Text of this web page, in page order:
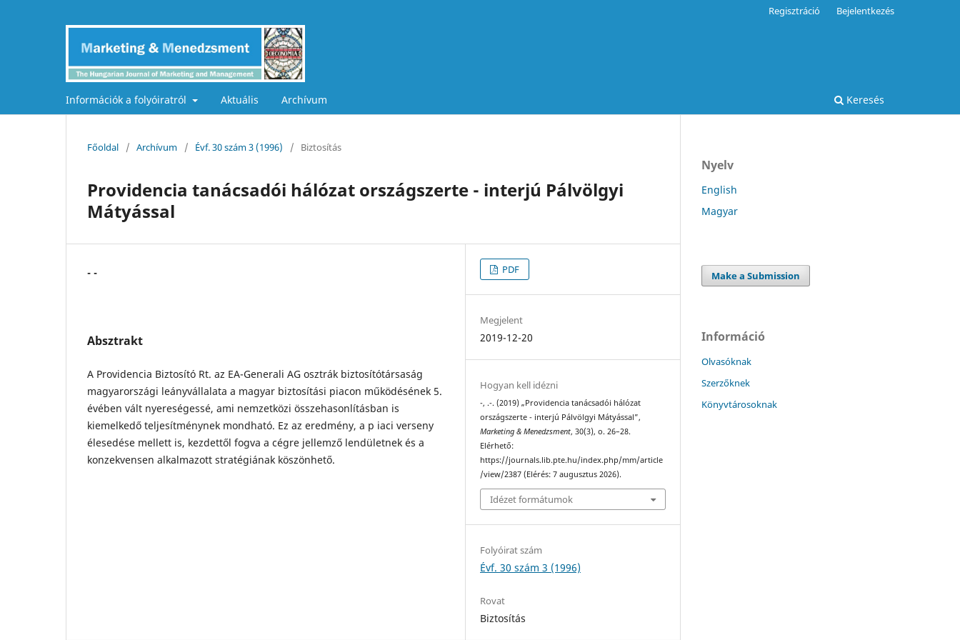
Információk a folyóiratról Aktuális Archívum Keresés
Regisztráció Bejelentkezés
Főoldal / Archívum / Évf. 30 szám 3 (1996) / Biztosítás
Providencia tanácsadói hálózat országszerte - interjú Pálvölgyi
Mátyással
- -
Absztrakt
A Providencia Biztosító Rt. az EA-Generali AG osztrák biztosítótársaság
magyarországi leányvállalata a magyar biztosítási piacon működésének 5.
évében vált nyereségessé, ami nemzetközi összehasonlításban is
kiemelkedő teljesítménynek mondható. Ez az eredmény, a p iaci verseny
élesedése mellett is, kezdettől fogva a cégre jellemző lendületnek és a
konzekvensen alkalmazott stratégiának köszönhető.
PDF
Megjelent
2019-12-20
Hogyan kell idézni
-, .-. (2019) „Providencia tanácsadói hálózat
országszerte - interjú Pálvölgyi Mátyással”,
Marketing & Menedzsment, 30(3), o. 26–28.
Elérhető:
https://journals.lib.pte.hu/index.php/mm/article
/view/2387 (Elérés: 7 augusztus 2026).
Idézet formátumok
Folyóirat szám
Évf. 30 szám 3 (1996)
Rovat
Biztosítás
Nyelv
English
Magyar
Make a Submission
Információ
Olvasóknak
Szerzőknek
Könyvtárosoknak